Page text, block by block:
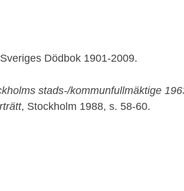
Dödbok 1901-2009.
stads-/kommunfullmäktige
, Stockholm 1988, s. 58-60.